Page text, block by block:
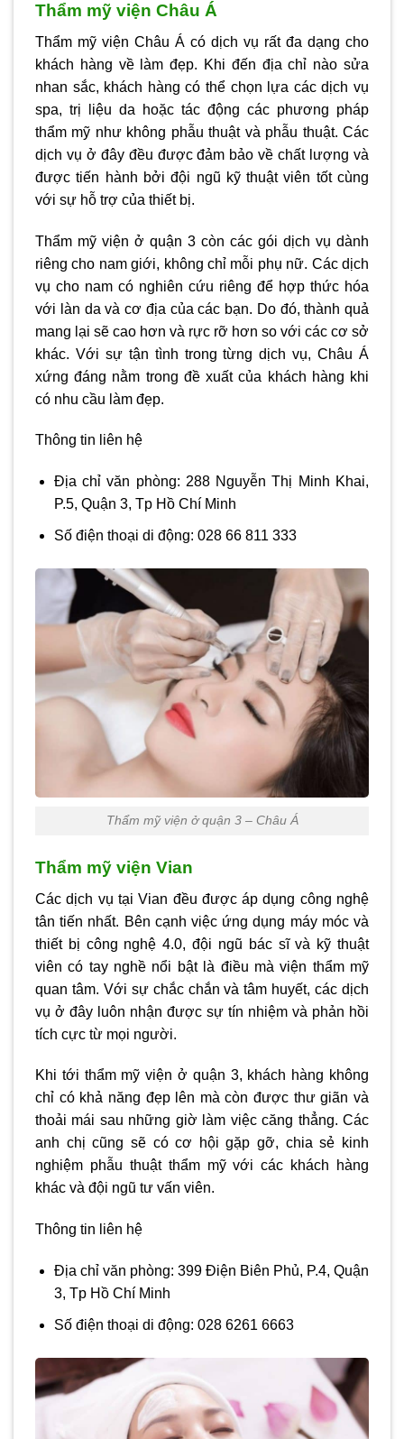
Thẩm mỹ viện Châu Á
Thẩm mỹ viện Châu Á có dịch vụ rất đa dạng cho
khách hàng về làm đẹp. Khi đến địa chỉ nào sửa
nhan sắc, khách hàng có thể chọn lựa các dịch vụ
spa, trị liệu da hoặc tác động các phương pháp
thẩm mỹ như không phẫu thuật và phẫu thuật. Các
dịch vụ ở đây đều được đảm bảo về chất lượng và
được tiến hành bởi đội ngũ kỹ thuật viên tốt cùng
với sự hỗ trợ của thiết bị.
Thẩm mỹ viện ở quận 3 còn các gói dịch vụ dành
riêng cho nam giới, không chỉ mỗi phụ nữ. Các dịch
vụ cho nam có nghiên cứu riêng để hợp thức hóa
với làn da và cơ địa của các bạn. Do đó, thành quả
mang lại sẽ cao hơn và rực rỡ hơn so với các cơ sở
khác. Với sự tận tình trong từng dịch vụ, Châu Á
xứng đáng nằm trong đề xuất của khách hàng khi
có nhu cầu làm đẹp.
Thông tin liên hệ
Địa chỉ văn phòng: 288 Nguyễn Thị Minh Khai,
P.5, Quận 3, Tp Hồ Chí Minh
Số điện thoại di động: 028 66 811 333
Thẩm mỹ viện ở quận 3 – Châu Á
Thẩm mỹ viện Vian
Các dịch vụ tại Vian đều được áp dụng công nghệ
tân tiến nhất. Bên cạnh việc ứng dụng máy móc và
thiết bị công nghệ 4.0, đội ngũ bác sĩ và kỹ thuật
viên có tay nghề nổi bật là điều mà viện thẩm mỹ
quan tâm. Với sự chắc chắn và tâm huyết, các dịch
vụ ở đây luôn nhận được sự tín nhiệm và phản hồi
tích cực từ mọi người.
Khi tới thẩm mỹ viện ở quận 3, khách hàng không
chỉ có khả năng đẹp lên mà còn được thư giãn và
thoải mái sau những giờ làm việc căng thẳng. Các
anh chị cũng sẽ có cơ hội gặp gỡ, chia sẻ kinh
nghiệm phẫu thuật thẩm mỹ với các khách hàng
khác và đội ngũ tư vấn viên.
Thông tin liên hệ
Địa chỉ văn phòng: 399 Điện Biên Phủ, P.4, Quận
3, Tp Hồ Chí Minh
Số điện thoại di động: 028 6261 6663